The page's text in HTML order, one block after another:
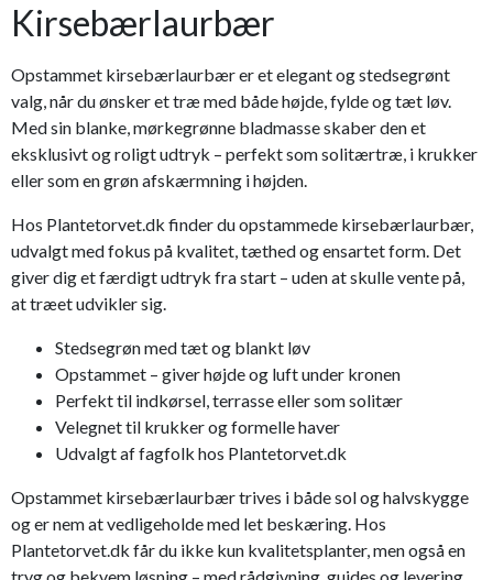
Kirsebærlaurbær
Opstammet kirsebærlaurbær er et elegant og stedsegrønt
valg, når du ønsker et træ med både højde, fylde og tæt løv.
Med sin blanke, mørkegrønne bladmasse skaber den et
eksklusivt og roligt udtryk – perfekt som solitærtræ, i krukker
eller som en grøn afskærmning i højden.
Hos Plantetorvet.dk finder du opstammede kirsebærlaurbær,
udvalgt med fokus på kvalitet, tæthed og ensartet form. Det
giver dig et færdigt udtryk fra start – uden at skulle vente på,
at træet udvikler sig.
Stedsegrøn med tæt og blankt løv
Opstammet – giver højde og luft under kronen
Perfekt til indkørsel, terrasse eller som solitær
Velegnet til krukker og formelle haver
Udvalgt af fagfolk hos Plantetorvet.dk
Opstammet kirsebærlaurbær trives i både sol og halvskygge
og er nem at vedligeholde med let beskæring. Hos
Plantetorvet.dk får du ikke kun kvalitetsplanter, men også en